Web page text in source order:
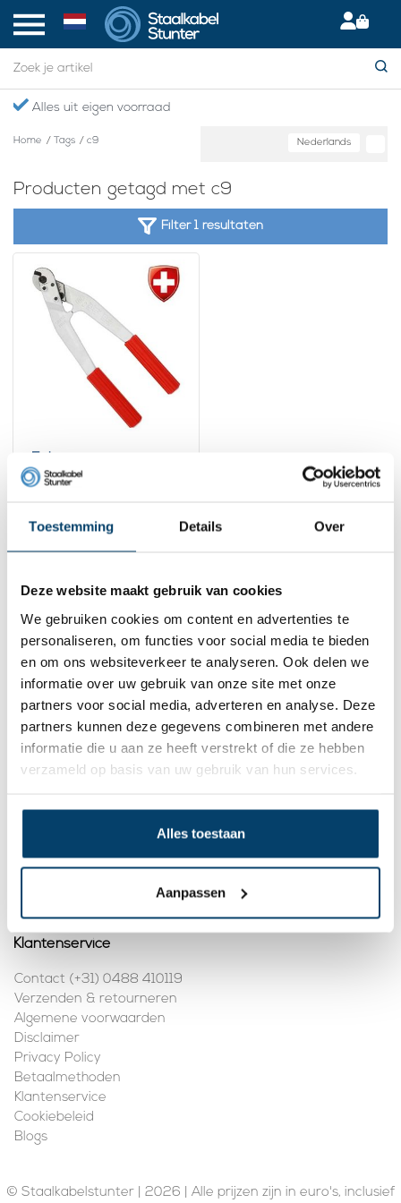
Toestemming Details Over
Deze website maakt gebruik van cookies
We gebruiken cookies om content en advertenties te
personaliseren, om functies voor social media te bieden
en om ons websiteverkeer te analyseren. Ook delen we
informatie over uw gebruik van onze site met onze
partners voor social media, adverteren en analyse. Deze
partners kunnen deze gegevens combineren met andere
informatie die u aan ze heeft verstrekt of die ze hebben
verzameld op basis van uw gebruik van hun services.
Alles toestaan
Aanpassen
Alles uit eigen voorraad
Home / Tags / c9 Nederlands
Producten getagd met c9
Filter 1 resultaten
Staalkabelschaar C9
Bekijk product
Op voorraad
Contact
Adres:Dalwagenseweg 91 4043MV Opheusden
E-mail: info@staalkabelstunter.com
Telefoonnummer: +31488410119
KVK nummer:
78463092
BTW nummer:
Registreren
Klantenservice
Contact (+31) 0488 410119
Verzenden & retourneren
Algemene voorwaarden
Disclaimer
Privacy Policy
Betaalmethoden
Klantenservice
Cookiebeleid
Blogs
© Staalkabelstunter | 2026 | Alle prijzen zijn in euro's, inclusief